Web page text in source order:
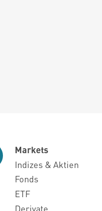
Markets
Indizes & Aktien
Fonds
ETF
Derivate